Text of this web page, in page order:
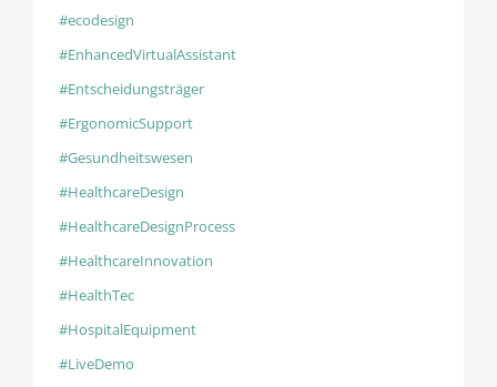
#ecodesign
#EnhancedVirtualAssistant
#Entscheidungsträger
#ErgonomicSupport
#Gesundheitswesen
#HealthcareDesign
#HealthcareDesignProcess
#HealthcareInnovation
#HealthTec
#HospitalEquipment
#LiveDemo